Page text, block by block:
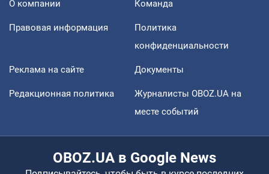
О компании Команда
Правовая информация
Политика
конфиденциальности
Реклама на сайте Документы
Редакционная политика
Журналисты OBOZ.UA на
месте событий
OBOZ.UA в Google News